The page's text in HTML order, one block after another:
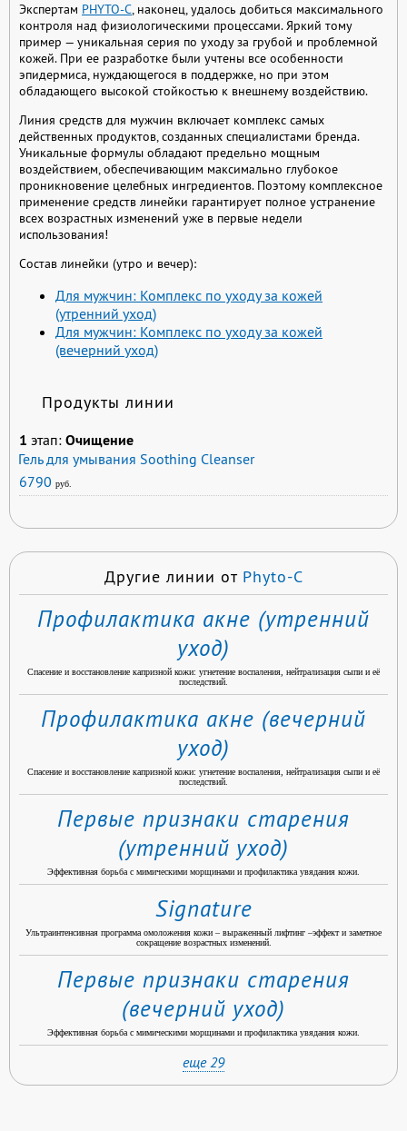
Экспертам PHYTO-C, наконец, удалось добиться максимального
контроля над физиологическими процессами. Яркий тому
пример — уникальная серия по уходу за грубой и проблемной
кожей. При ее разработке были учтены все особенности
эпидермиса, нуждающегося в поддержке, но при этом
обладающего высокой стойкостью к внешнему воздействию.
Линия средств для мужчин включает комплекс самых
действенных продуктов, созданных специалистами бренда.
Уникальные формулы обладают предельно мощным
воздействием, обеспечивающим максимально глубокое
проникновение целебных ингредиентов. Поэтому комплексное
применение средств линейки гарантирует полное устранение
всех возрастных изменений уже в первые недели
использования!
Состав линейки (утро и вечер):
Для мужчин: Комплекс по уходу за кожей
(утренний уход)
Для мужчин: Комплекс по уходу за кожей
(вечерний уход)
Продукты линии
1 этап: Очищение
Гель для умывания Soothing Cleanser
6790 руб.
Другие линии от Phyto-C
Профилактика акне (утренний
уход)
Спасение и восстановление капризной кожи: угнетение воспаления, нейтрализация сыпи и её
последствий.
Профилактика акне (вечерний
уход)
Спасение и восстановление капризной кожи: угнетение воспаления, нейтрализация сыпи и её
последствий.
Первые признаки старения
(утренний уход)
Эффективная борьба с мимическими морщинами и профилактика увядания кожи.
Signature
Ультраинтенсивная программа омоложения кожи – выраженный лифтинг –эффект и заметное
сокращение возрастных изменений.
Первые признаки старения
(вечерний уход)
Эффективная борьба с мимическими морщинами и профилактика увядания кожи.
еще 29